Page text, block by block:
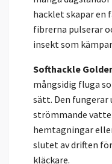
hacklet skapar en
fibrerna pulserar
insekt som
Softhackle
mångsidig fluga
sätt. Den
strömmande
hemtagningar
slutet av driften
kläckare.